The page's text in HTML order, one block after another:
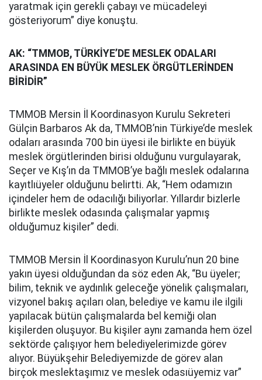
yaratmak için gerekli çabayı ve mücadeleyi
gösteriyorum” diye konuştu.
AK: “TMMOB, TÜRKİYE’DE MESLEK ODALARI
ARASINDA EN BÜYÜK MESLEK ÖRGÜTLERİNDEN
BİRİDİR”
TMMOB Mersin İl Koordinasyon Kurulu Sekreteri
Gülçin Barbaros Ak da, TMMOB’nin Türkiye’de meslek
odaları arasında 700 bin üyesi ile birlikte en büyük
meslek örgütlerinden birisi olduğunu vurgulayarak,
Seçer ve Kış’ın da TMMOB’ye bağlı meslek odalarına
kayıtlıüyeler olduğunu belirtti. Ak, “Hem odamızın
içindeler hem de odacılığı biliyorlar. Yıllardır bizlerle
birlikte meslek odasında çalışmalar yapmış
olduğumuz kişiler” dedi.
TMMOB Mersin İl Koordinasyon Kurulu’nun 20 bine
yakın üyesi olduğundan da söz eden Ak, “Bu üyeler;
bilim, teknik ve aydınlık geleceğe yönelik çalışmaları,
vizyonel bakış açıları olan, belediye ve kamu ile ilgili
yapılacak bütün çalışmalarda bel kemiği olan
kişilerden oluşuyor. Bu kişiler aynı zamanda hem özel
sektörde çalışıyor hem belediyelerimizde görev
alıyor. Büyükşehir Belediyemizde de görev alan
birçok meslektaşımız ve meslek odasıüyemiz var”